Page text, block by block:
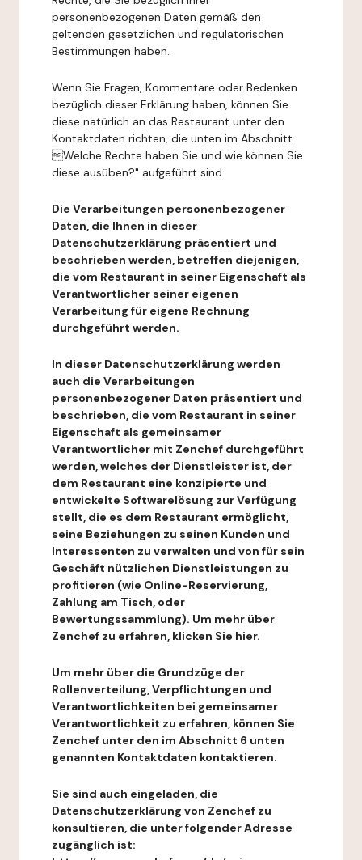
personenbezogenen Daten gemäß den
geltenden gesetzlichen und regulatorischen
Bestimmungen haben.
Wenn Sie Fragen, Kommentare oder Bedenken
bezüglich dieser Erklärung haben, können Sie
diese natürlich an das Restaurant unter den
Kontaktdaten richten, die unten im Abschnitt
Welche Rechte haben Sie und wie können Sie
diese ausüben?" aufgeführt sind.
Die Verarbeitungen personenbezogener
Daten, die Ihnen in dieser
Datenschutzerklärung präsentiert und
beschrieben werden, betreffen diejenigen,
die vom Restaurant in seiner Eigenschaft als
Verantwortlicher seiner eigenen
Verarbeitung für eigene Rechnung
durchgeführt werden.
In dieser Datenschutzerklärung werden
auch die Verarbeitungen
personenbezogener Daten präsentiert und
beschrieben, die vom Restaurant in seiner
Eigenschaft als gemeinsamer
Verantwortlicher mit Zenchef durchgeführt
werden, welches der Dienstleister ist, der
dem Restaurant eine konzipierte und
entwickelte Softwarelösung zur Verfügung
stellt, die es dem Restaurant ermöglicht,
seine Beziehungen zu seinen Kunden und
Interessenten zu verwalten und von für sein
Geschäft nützlichen Dienstleistungen zu
profitieren (wie Online-Reservierung,
Zahlung am Tisch, oder
Bewertungssammlung). Um mehr über
Zenchef zu erfahren, klicken Sie hier.
Um mehr über die Grundzüge der
Rollenverteilung, Verpflichtungen und
Verantwortlichkeiten bei gemeinsamer
Verantwortlichkeit zu erfahren, können Sie
Zenchef unter den im Abschnitt 6 unten
genannten Kontaktdaten kontaktieren.
Sie sind auch eingeladen, die
Datenschutzerklärung von Zenchef zu
konsultieren, die unter folgender Adresse
zugänglich ist: